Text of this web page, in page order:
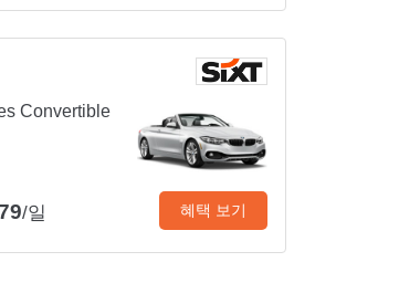
Convertible
/일 혜택 보기